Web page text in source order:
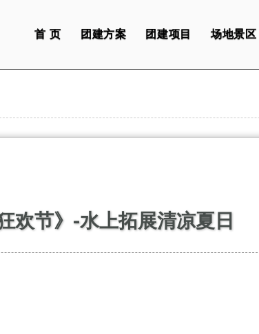
首 页 团建方案 团建项目 场地景区
欢节》-水上拓展清凉夏日